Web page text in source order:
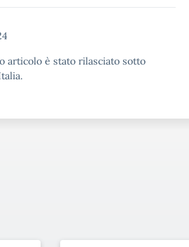
articolo è stato rilasciato sotto